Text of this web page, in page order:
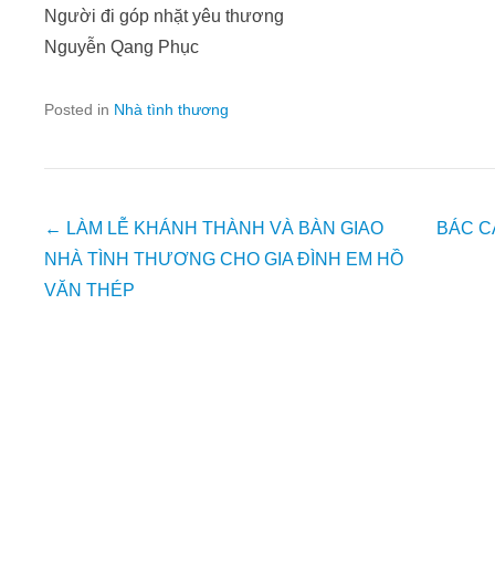
Người đi góp nhặt yêu thương
Nguyễn Qang Phục
Posted in Nhà tình thương
Post
navigation
← LÀM LỄ KHÁNH THÀNH VÀ BÀN GIAO
NHÀ TÌNH THƯƠNG CHO GIA ĐÌNH EM HỒ
VĂN THÉP
BÁC